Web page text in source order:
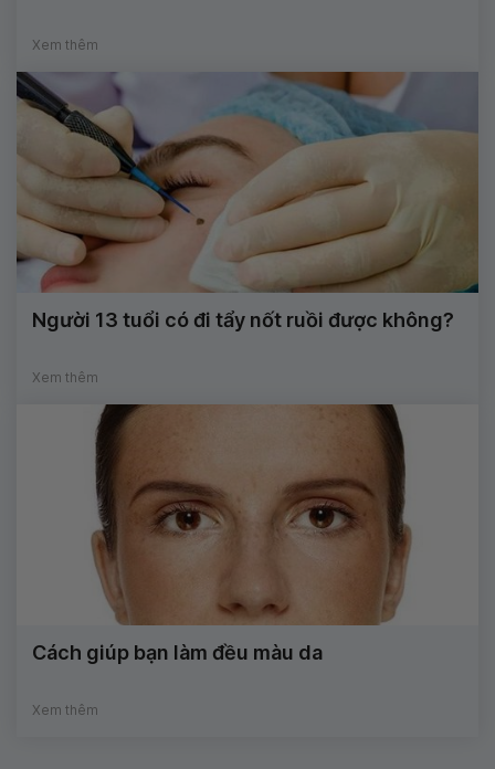
Xem thêm
Người 13 tuổi có đi tẩy nốt ruồi được không?
Xem thêm
Cách giúp bạn làm đều màu da
Xem thêm